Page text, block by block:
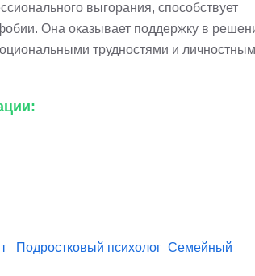
выгорания, способствует
Она оказывает поддержку в
трудностями и личностным
Подростковый психолог Семейный